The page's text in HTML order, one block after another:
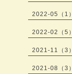
2022-05（1）
2022-02（5）
2021-11（3）
2021-08（3）